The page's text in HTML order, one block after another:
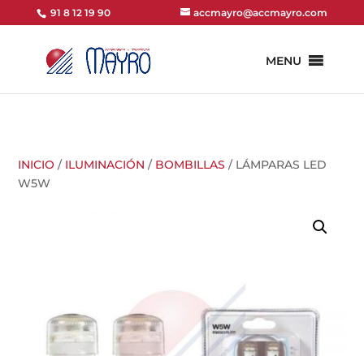
91 8 12 19 90 accmayro@accmayro.com
MENU
INICIO / ILUMINACIÓN / BOMBILLAS / LÁMPARAS LED
W5W